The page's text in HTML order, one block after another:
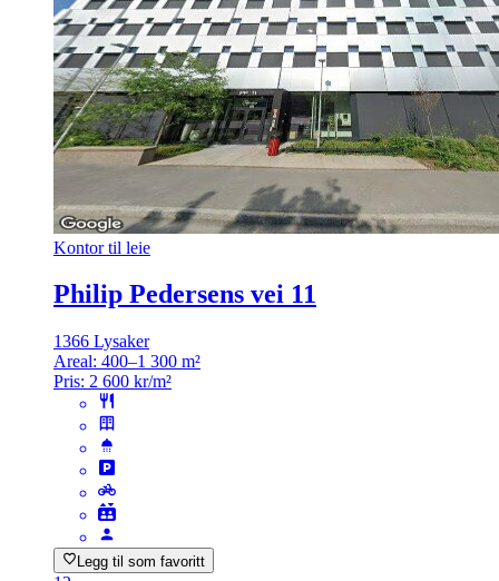
Kontor til leie
Philip Pedersens vei 11
1366 Lysaker
Areal: 400–1 300 m²
Pris: 2 600 kr/m²
Legg til som favoritt